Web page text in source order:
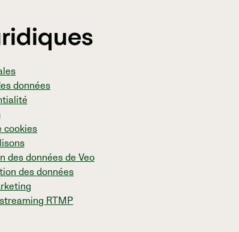
données
cookies
des données de Veo
des données
RTMP